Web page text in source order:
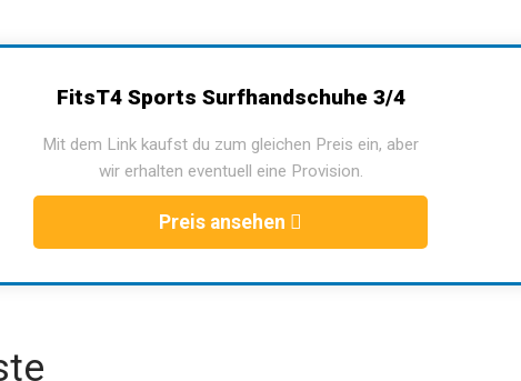
FitsT4 Sports Surfhandschuhe 3/4
Mit dem Link kaufst du zum gleichen Preis ein, aber
wir erhalten eventuell eine Provision.
Preis ansehen